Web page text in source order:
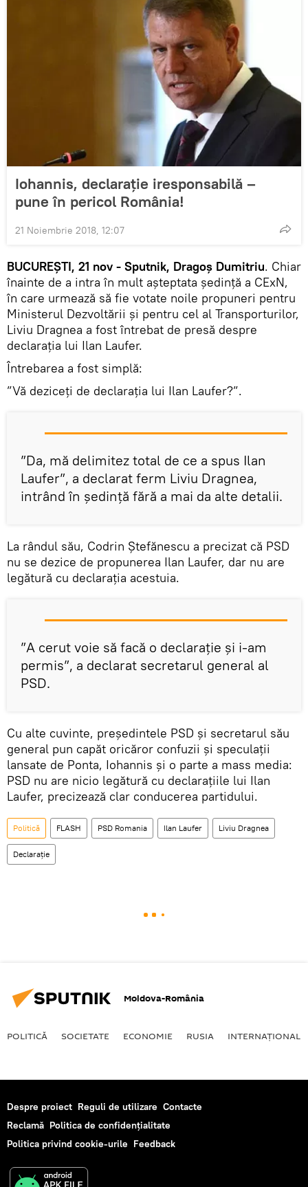
Iohannis, declarație iresponsabilă –
pune în pericol România!
21 Noiembrie 2018, 12:07
BUCUREȘTI, 21 nov - Sputnik, Dragoș Dumitriu. Chiar
înainte de a intra în mult așteptata ședință a CExN,
în care urmează să fie votate noile propuneri pentru
Ministerul Dezvoltării și pentru cel al Transporturilor,
Liviu Dragnea a fost întrebat de presă despre
declarația lui Ilan Laufer.
Întrebarea a fost simplă:
”Vă deziceți de declarația lui Ilan Laufer?”.
”Da, mă delimitez total de ce a spus Ilan
Laufer”, a declarat ferm Liviu Dragnea,
intrând în ședință fără a mai da alte detalii.
La rândul său, Codrin Ștefănescu a precizat că PSD
nu se dezice de propunerea Ilan Laufer, dar nu are
legătură cu declarația acestuia.
”A cerut voie să facă o declarație și i-am
permis”, a declarat secretarul general al
PSD.
Cu alte cuvinte, președintele PSD și secretarul său
general pun capăt oricăror confuzii și speculații
lansate de Ponta, Iohannis și o parte a mass media:
PSD nu are nicio legătură cu declarațiile lui Ilan
Laufer, precizează clar conducerea partidului.
Politică FLASH PSD Romania Ilan Laufer Liviu Dragnea
Declarație
Moldova-România
POLITICĂ SOCIETATE ECONOMIE RUSIA INTERNAŢIONAL
Despre proiect Reguli de utilizare Contacte
Reclamă Politica de confidențialitate
Politica privind cookie-urile Feedback